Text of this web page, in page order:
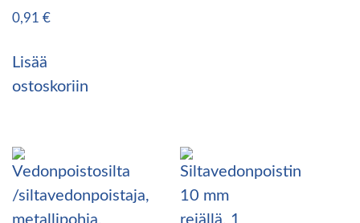
0,91 €
Lisää
ostoskoriin